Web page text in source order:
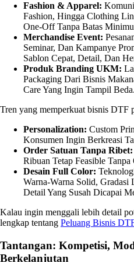
Fashion & Apparel:
Fashion, Hingga Clothing
One-Off Tanpa Batas
Merchandise Event:
Seminar, Dan Kampanye
Sablon Cepat, Detail, Dan
Produk Branding UKM:
Packaging Dari Bisnis
Care Yang Ingin Tampil Beda.
Tren yang memperkuat bisnis DTF
Personalization: Custom
Konsumen Ingin Berkreasi
Order Satuan Tanpa Ribet:
Ribuan Tetap Feasible
Desain Full Color:
Warna-Warna Solid, Gradasi
Detail Yang Susah Dicapai
Kalau ingin menggali lebih detail
lengkap tentang Peluang Bisnis
Tantangan: Kompetisi,
Berkelanjutan